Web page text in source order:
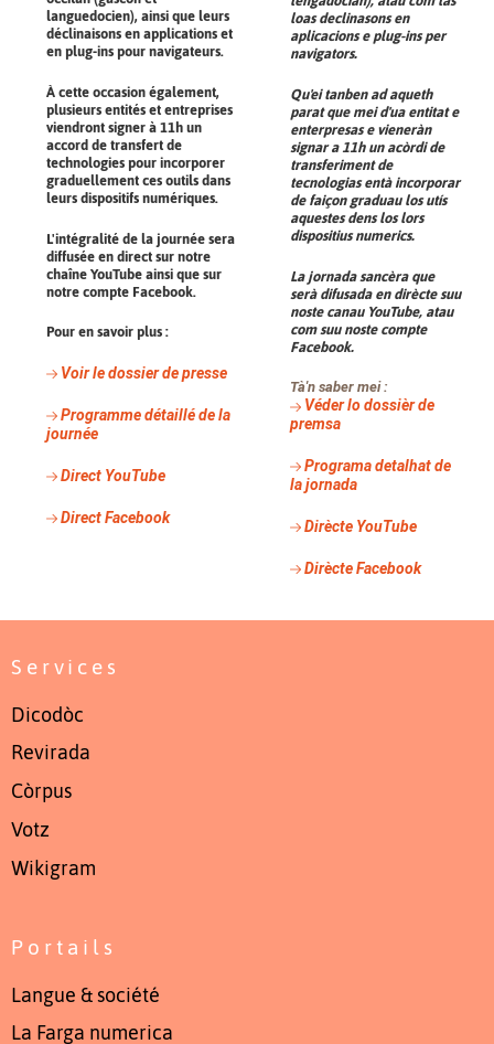
languedocien), ainsi que leurs
déclinaisons en applications et
en plug-ins pour navigateurs.
À cette occasion également,
plusieurs entités et entreprises
viendront signer à 11h un
accord de transfert de
technologies pour incorporer
graduellement ces outils dans
leurs dispositifs numériques.
L'intégralité de la journée sera
diffusée en direct sur notre
chaîne YouTube ainsi que sur
notre compte Facebook.
Pour en savoir plus :
Voir le dossier de presse
Programme détaillé de la
journée
Direct YouTube
Direct Facebook
loas declinasons en
aplicacions e plug-ins per
navigators.
Qu'ei tanben ad aqueth
parat que mei d'ua entitat e
enterpresas e vieneràn
signar a 11h un acòrdi de
transferiment de
tecnologias entà incorporar
de faiçon graduau los utís
aquestes dens los lors
dispositius numerics.
La jornada sancèra que
serà difusada en dirècte suu
noste canau YouTube, atau
com suu noste compte
Facebook.
Tà'n saber mei :
Véder lo dossièr de
premsa
Programa detalhat de
la jornada
Dirècte YouTube
Dirècte Facebook
Services
Dicodòc
Revirada
Còrpus
Votz
Wikigram
Portails
Langue & société
La Farga numerica